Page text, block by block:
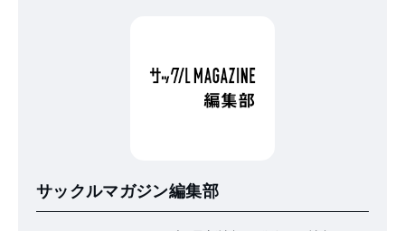
サックルマガジン編集部